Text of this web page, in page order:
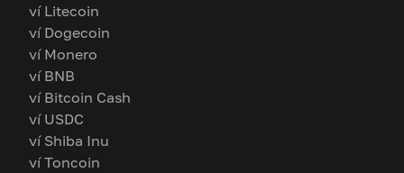
ví Litecoin
ví Dogecoin
ví Monero
ví BNB
ví Bitcoin Cash
ví USDC
ví Shiba Inu
ví Toncoin